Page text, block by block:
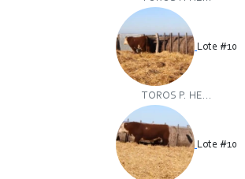
Lote #10
TOROS P. HE...
Lote #10